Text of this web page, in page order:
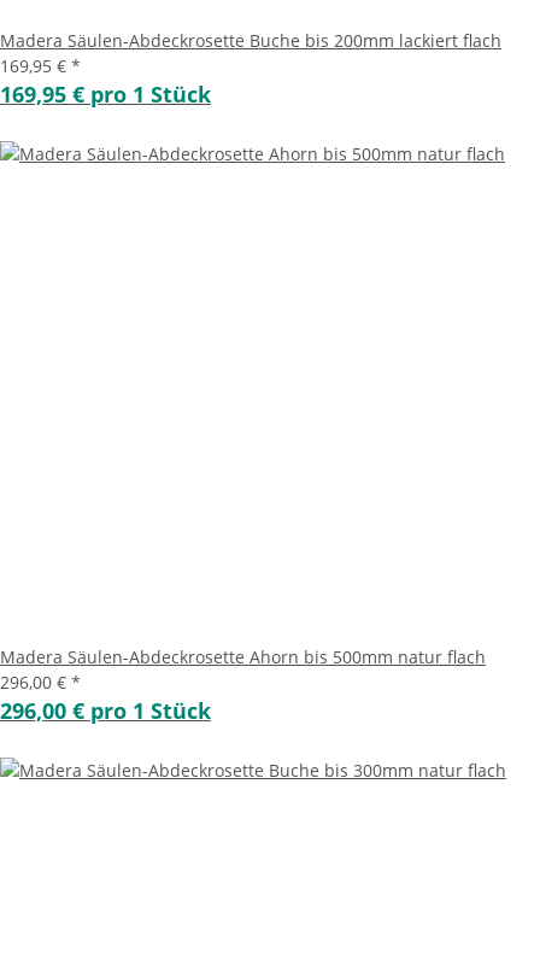
Madera Säulen-Abdeckrosette Buche bis 200mm lackiert flach
169,95 € *
169,95 € pro 1 Stück
Madera Säulen-Abdeckrosette Ahorn bis 500mm natur flach
296,00 € *
296,00 € pro 1 Stück